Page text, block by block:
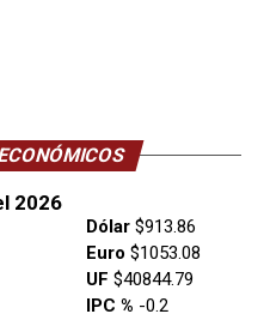
2026
Dólar$913.86
Euro $1053.08
UF $40844.79
IPC % -0.2